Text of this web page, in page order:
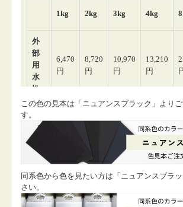
この色の見本は「ニュアンスブラック」より
す。
同系色から色を見たい方は「ニュアンスブラ
さい。